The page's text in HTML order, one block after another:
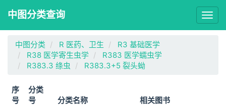
中图分类查询
中图分类 R 医药、卫生
R3 基础医学
R38 医学寄生虫学
R383 医学蠕虫学
R383.3 绦虫
R383.3+5 裂头蚴
序
号
分类
号
分类名称
相关图书